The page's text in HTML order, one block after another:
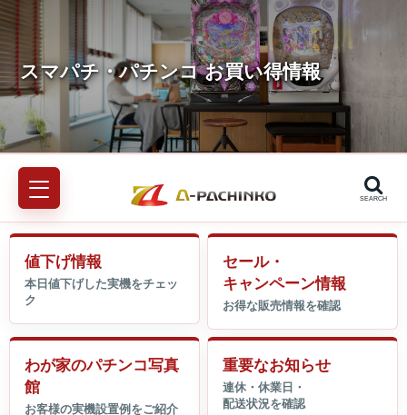
SEARCH
値下げ情報
セール・
キャンペーン情報
わが家のパチンコ写真
館
重要なお知らせ